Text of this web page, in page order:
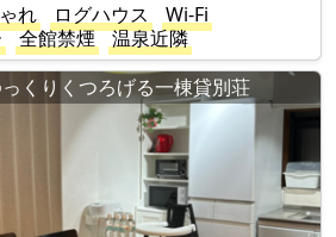
れ ログハウス
Wi-Fi
全館禁煙
温泉近隣
くりくつろげる一棟貸別荘